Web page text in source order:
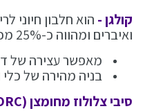
קולגן - הוא חלבון חיוני
ואיברים ומהווה כ-25% מכלל החלבונים בגוף.
מאפשר עצירה של
בניה מהירה של
סיבי צלולוז מחומצן (ORC)